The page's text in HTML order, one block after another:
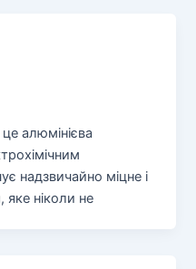
алюмінієва
надзвичайно міцне і
яке ніколи не